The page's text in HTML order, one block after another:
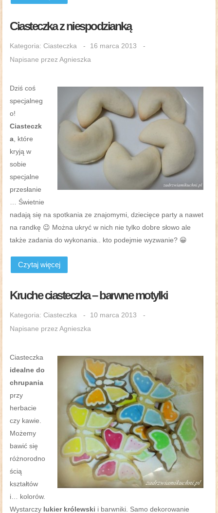
Ciasteczka z niespodzianką
Kategoria: Ciasteczka
16 marca 2013
Napisane przez Agnieszka
Dziś coś
specjalneg
o!
Ciasteczk
a , które
kryją w
sobie
specjalne
przesłanie
… Świetnie
nadają się na spotkania ze znajomymi, dziecięce party a nawet
na randkę 😉 Można ukryć w nich nie tylko dobre słowo ale
także zadania do wykonania.. kto podejmie wyzwanie? 😀
Czytaj więcej
Kruche ciasteczka – barwne motylki
Kategoria: Ciasteczka
10 marca 2013
Napisane przez Agnieszka
Ciasteczka
idealne do
chrupania
przy
herbacie
czy kawie.
Możemy
bawić się
różnorodno
ścią
kształtów
i… kolorów.
Wystarczy lukier królewski i barwniki. Samo dekorowanie